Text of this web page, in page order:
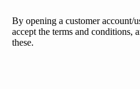
By opening a customer account/
accept the terms and conditions,
these.